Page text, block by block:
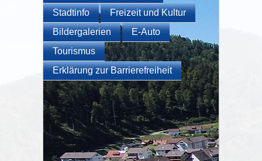
Stadtinfo
Freizeit und Kultur
Bildergalerien
E-Auto
Tourismus
Erklärung zur Barrierefreiheit